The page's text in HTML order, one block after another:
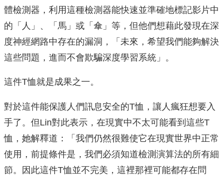
體檢測器，利用這種檢測器能快速並準確地標記影片中
的「人」、「馬」或「傘」等，但他們想藉此發現在深
度神經網路中存在的漏洞，「未來，希望我們能夠解決
這些問題，進而不會欺騙深度學習系統」。
這件T恤就是成果之一。
對於這件能保護人們訊息安全的T恤，讓人瘋狂想要入
手了。但Lin對此表示，在現實中不太可能看到這些T
恤，她解釋道：「我們仍然很難使它在現實世界中正常
使用，前提條件是，我們必須知道檢測演算法的所有細
節。因此這件T恤並不完美，這裡那裡可能都存在問